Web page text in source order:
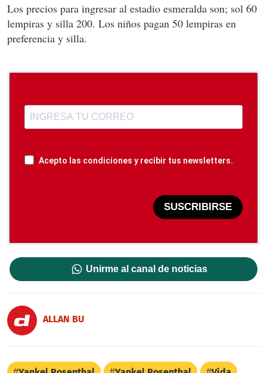
Los precios para ingresar al estadio esmeralda son; sol 60
lempiras y silla 200. Los niños pagan 50 lempiras en
preferencia y silla.
Acepto las condiciones y recibir tus newsletters.
SUSCRIBIRSE
Unirme al canal de noticias
ALLAN BU